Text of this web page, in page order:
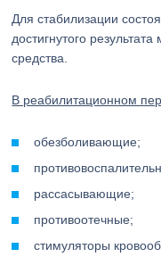
Для стабилизации
достигнутого
средства.
В реабилитационном
обезболивающие;
рассасывающие;
противоотечные;
стимуляторы